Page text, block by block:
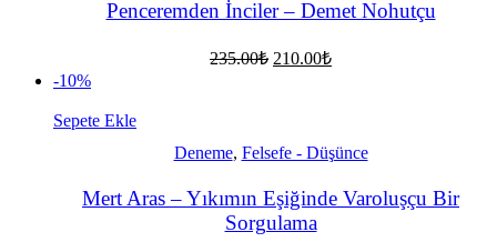
Penceremden İnciler – Demet Nohutçu
235.00₺ Orijinal
210.00₺Şu
-10%
Sepete Ekle
Deneme, Felsefe - Düşünce
Mert Aras – Yıkımın Eşiğinde Varoluşçu Bir
Sorgulama